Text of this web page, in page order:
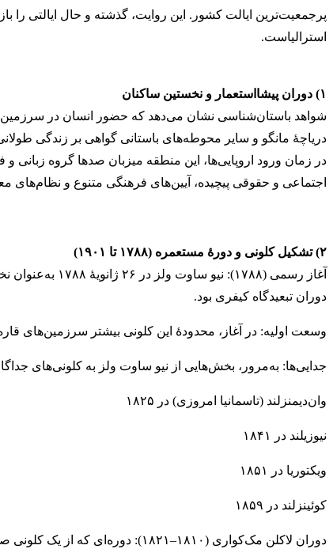
پرجمعیت‌ترین ایالت کشور. این روایت، گذشته و حال ایالتی را
استرالیاست.
۱) دوران پیشااستعمار و نخستین ساکنان
دریاچهٔ مانگو و سایر محوطه‌های باستانی گواهی بر زندگی
در زمان ورود اروپایی‌ها، این منطقه میزبان صدها گروه
اجتماعی و حقوقی پیچیده، آیین‌های فرهنگی متنوع و نظام‌های
۲) تشکیل کلونی و دورهٔ مستعمره (۱۷۸۸ تا ۱۹۰۱)
آغاز رسمی
دوران تبعیدگاه کیفری بود.
وسعت اولیه: در آغاز، محدودهٔ این کلونی بیشتر سرزمین‌های
جدایی‌ها: به‌مرور، بخش‌هایی از نیو ساوت ولز به کلونی‌های
وان‌دیمنزلند (تاسمانیا امروزی) در ۱۸۲۵
نیوزیلند در ۱۸۴۱
ویکتوریا در ۱۸۵۱
کوئینزلند در ۱۸۵۹
دوران لاکلن مک‌کواری (۱۸۱۰–۱۸۲۱): دوره‌ای که از یک کلونی صرفاً تبعیدی به جامعه‌ای با نهادهای مدنی، زیرساخت شهری و توسعهٔ اقتصادی تبدیل شد.